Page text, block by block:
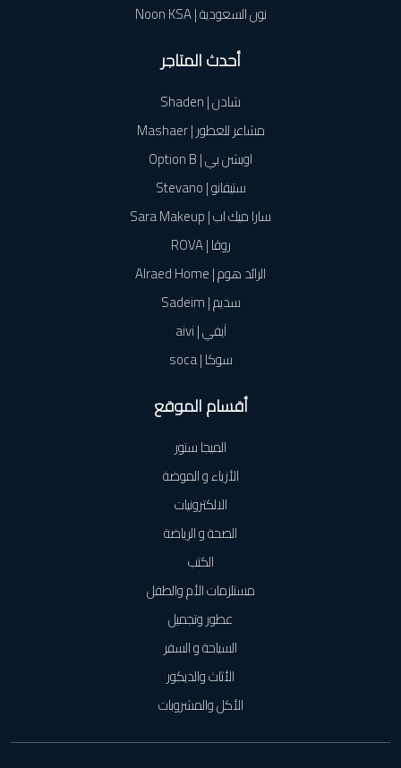
نون السعودية | Noon KSA
أحدث المتاجر
شادن | Shaden
مشاعر للعطور | Mashaer
اوبشن بي | Option B
ستيفانو | Stevano
سارا ميك اب | Sara Makeup
روڤا | ROVA
الرائد هوم | Alraed Home
سديم | Sadeim
آيفي | aivi
سوكا | soca
أقسام الموقع
الميجا ستور
الأزياء و الموضة
الالكترونيات
الصحة و الرياضة
الكتب
مستلزمات الأم والطفل
عطور وتجميل
السياحة و السفر
الأثاث والديكور
الأكل والمشروبات